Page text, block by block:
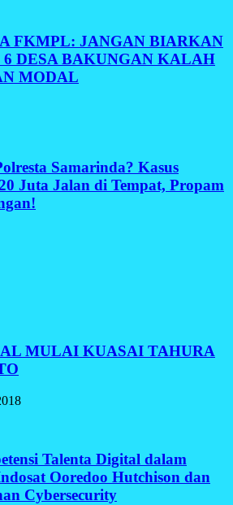
FKMPL: JANGAN BIARKAN
DESA BAKUNGAN KALAH
MODAL
Samarinda? Kasus
Juta Jalan di Tempat, Propam
MULAI KUASAI TAHURA
Talenta Digital dalam
Ooredoo Hutchison dan
Cybersecurity